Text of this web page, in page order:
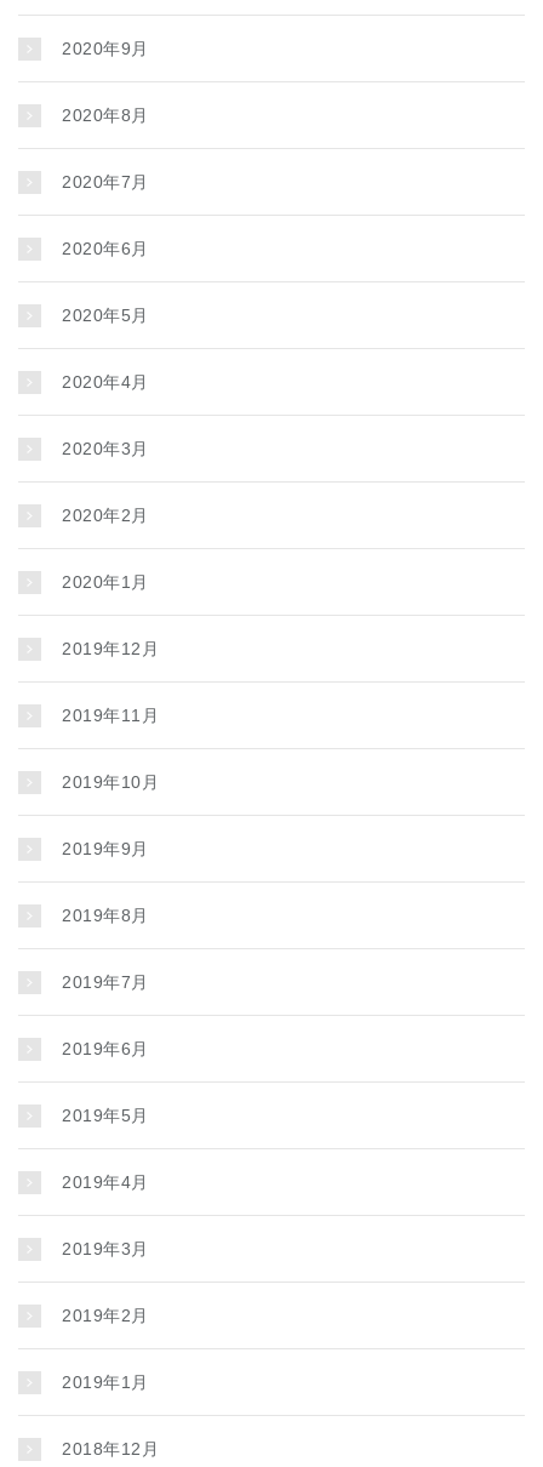
2020年9月
2020年8月
2020年7月
2020年6月
2020年5月
2020年4月
2020年3月
2020年2月
2020年1月
2019年12月
2019年11月
2019年10月
2019年9月
2019年8月
2019年7月
2019年6月
2019年5月
2019年4月
2019年3月
2019年2月
2019年1月
2018年12月